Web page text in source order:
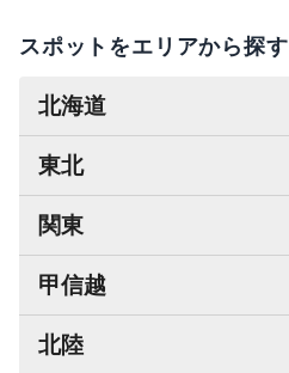
スポットをエリアから探す
北海道
東北
関東
甲信越
北陸